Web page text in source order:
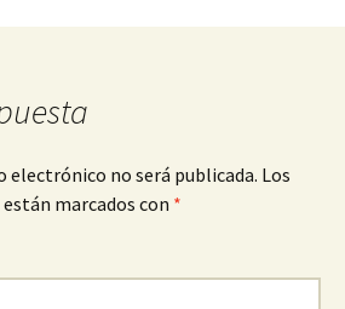
electrónico no será publicada. Los
marcados con *